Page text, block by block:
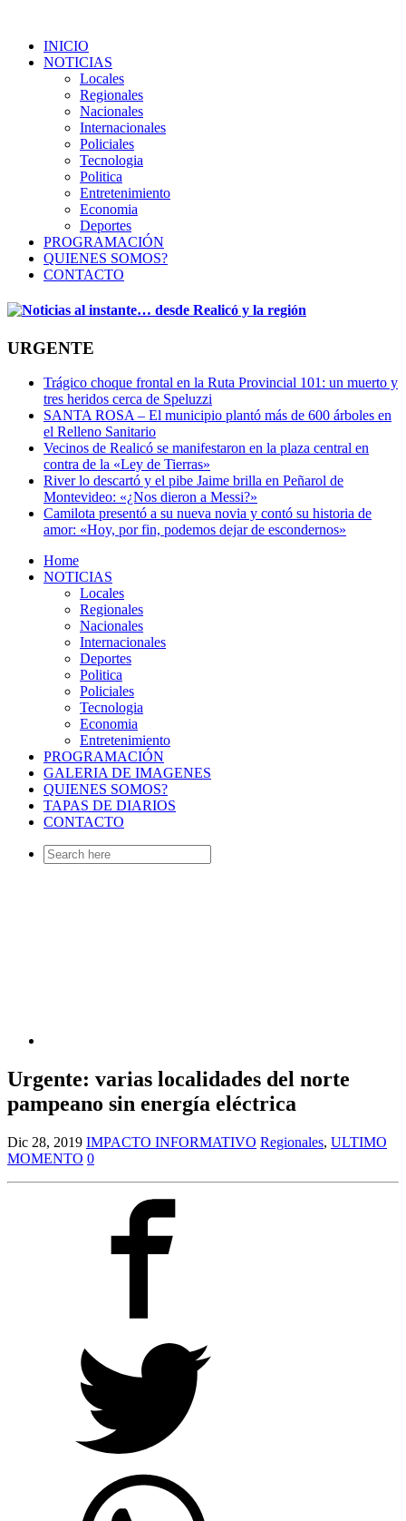
INICIO
NOTICIAS
Locales
Regionales
Nacionales
Internacionales
Policiales
Tecnologia
Politica
Entretenimiento
Economia
Deportes
PROGRAMACIÓN
QUIENES SOMOS?
CONTACTO
URGENTE
Trágico choque frontal en la Ruta Provincial 101: un muerto y
tres heridos cerca de Speluzzi
SANTA ROSA – El municipio plantó más de 600 árboles en
el Relleno Sanitario
Vecinos de Realicó se manifestaron en la plaza central en
contra de la «Ley de Tierras»
River lo descartó y el pibe Jaime brilla en Peñarol de
Montevideo: «¿Nos dieron a Messi?»
Camilota presentó a su nueva novia y contó su historia de
amor: «Hoy, por fin, podemos dejar de escondernos»
Home
NOTICIAS
Locales
Regionales
Nacionales
Internacionales
Deportes
Politica
Policiales
Tecnologia
Economia
Entretenimiento
PROGRAMACIÓN
GALERIA DE IMAGENES
QUIENES SOMOS?
TAPAS DE DIARIOS
CONTACTO
Search
for:
Urgente: varias localidades del norte
pampeano sin energía eléctrica
Dic 28, 2019 IMPACTO INFORMATIVO Regionales, ULTIMO
MOMENTO 0